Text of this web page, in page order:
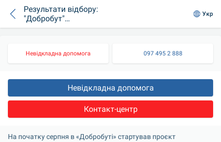
Результати відбору:
"Добробут"
визначив
для героїв»
Укр
Невідкладна допомога 097 495 2 888
Невідкладна допомога
Контакт-центр
На початку серпня в «Добробуті» стартував проєкт